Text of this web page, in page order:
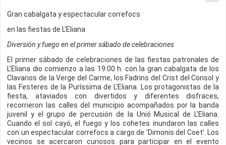
Gran cabalgata y espectacular correfocs
en las fiestas de L'Eliana
Diversión y fuego en el primer sábado de celebraciones
El primer sábado de celebraciones de las fiestas patronales de
L'Eliana dio comienzo a las 19:00 h. con la gran cabalgata de los
Clavarios de la Verge del Carme, los Fadrins del Crist del Consol y
las Festeres de la Puríssima de L'Eliana. Los protagonistas de la
fiesta, ataviados con divertidos y diferentes disfraces,
recorrieron las calles del municipio acompañados por la banda
juvenil y el grupo de percusión de la Unió Musical de L'Eliana.
Cuando el sol cayó, el fuego y los cohetes inundaron las calles
con un espectacular correfocs a cargo de 'Dimonis del Coet'. Los
vecinos se acercaron curiosos para participar en el evento